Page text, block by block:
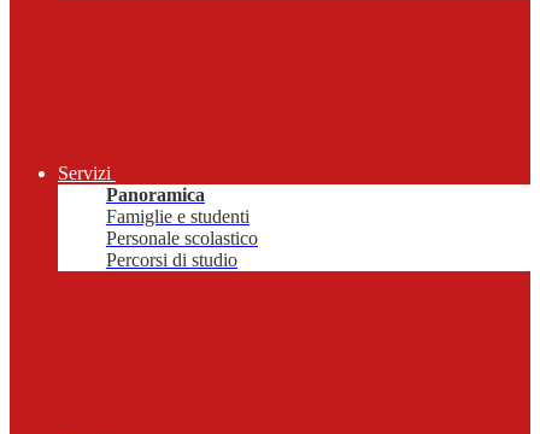
Servizi
Panoramica
Famiglie e studenti
Personale scolastico
Percorsi di studio